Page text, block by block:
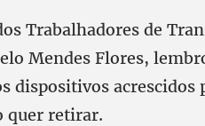
Trabalhadores de
Mendes Flores,
dispositivos acrescidos
quer retirar.